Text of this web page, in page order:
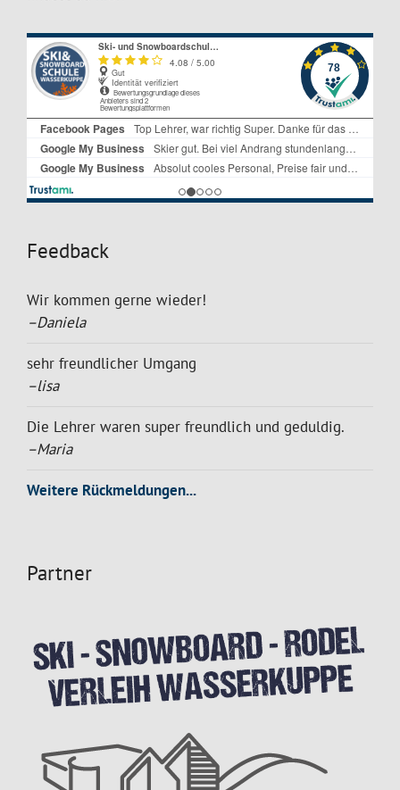
Feedback
Wir kommen gerne wieder!
–Daniela
sehr freundlicher Umgang
–lisa
Die Lehrer waren super freundlich und geduldig.
–Maria
Weitere Rückmeldungen...
Partner